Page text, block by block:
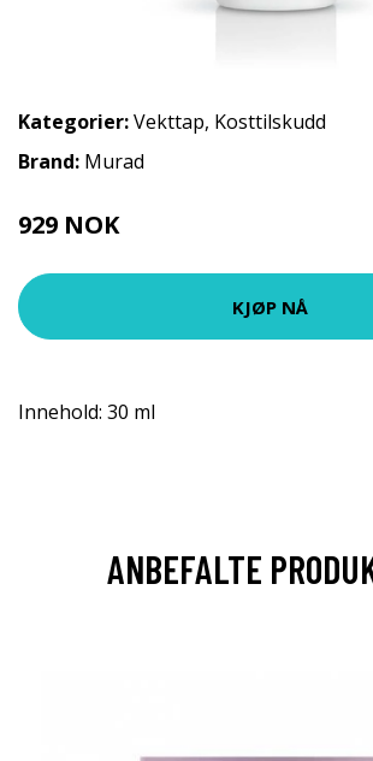
Kategorier:Vekttap, Kosttilskudd
Brand: Murad
929 NOK
KJØP NÅ
Innehold: 30 ml
ANBEFALTE